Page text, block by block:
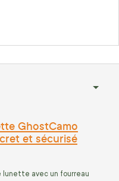
GhostCamo
et sécurisé
lunette avec un fourreau